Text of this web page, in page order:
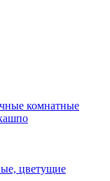
комнатные
цветущие